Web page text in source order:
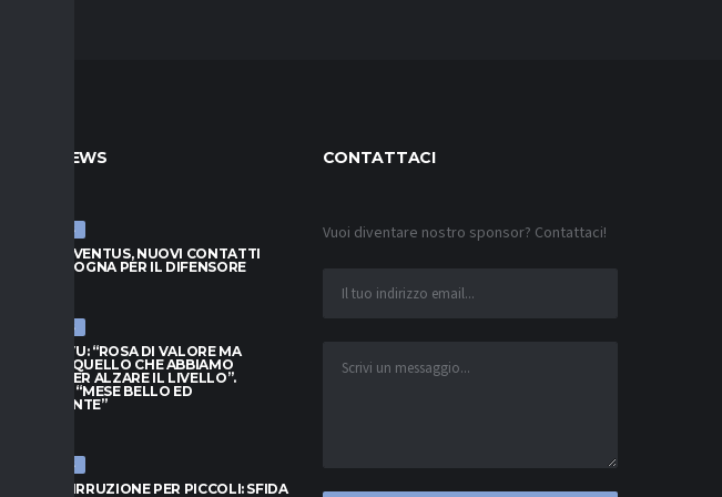
ULTIME NEWS
ULTIME NEWS
LUCUMÍ-JUVENTUS, NUOVI CONTATTI
CON IL BOLOGNA PER IL DIFENSORE
ULTIME NEWS
INTER, CHIVU: “ROSA DI VALORE MA
SAPPIAMO QUELLO CHE ABBIAMO
BISOGNO PER ALZARE IL LIVELLO”.
PROVEDEL: “MESE BELLO ED
EMOZIONANTE”
ULTIME NEWS
BOLOGNA, IRRUZIONE PER PICCOLI: SFIDA
CONTATTACI
Vuoi diventare nostro sponsor? Contattaci!